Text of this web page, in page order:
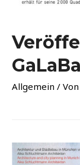
Allgemein / Von